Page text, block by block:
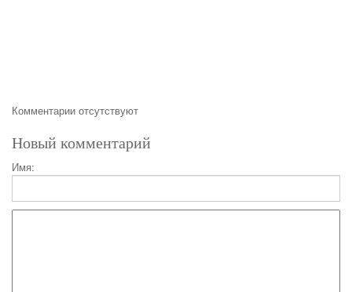
Комментарии отсутствуют
Новый комментарий
Имя: